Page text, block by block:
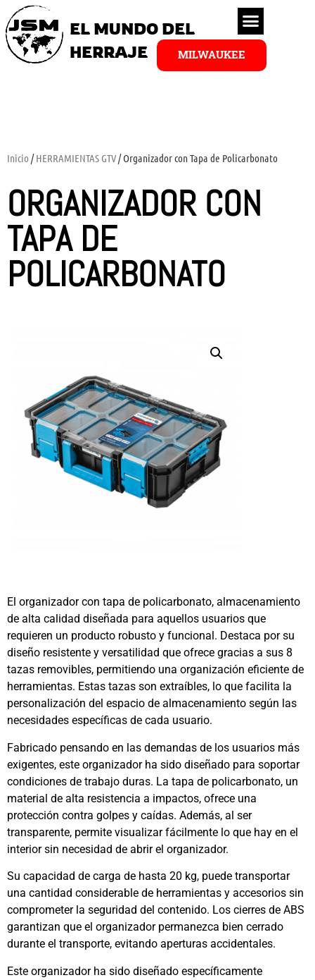
EL MUNDO DEL
HERRAJE
MILWAUKEE
Inicio /HERRAMIENTAS GTV/ Organizador con Tapa de Policarbonato
ORGANIZADOR CON
TAPA DE
POLICARBONATO
El organizador con tapa de policarbonato, almacenamiento
de alta calidad diseñada para aquellos usuarios que
requieren un producto robusto y funcional. Destaca por su
diseño resistente y versatilidad que ofrece gracias a sus 8
tazas removibles, permitiendo una organización eficiente de
herramientas. Estas tazas son extraíbles, lo que facilita la
personalización del espacio de almacenamiento según las
necesidades específicas de cada usuario.
Fabricado pensando en las demandas de los usuarios más
exigentes, este organizador ha sido diseñado para soportar
condiciones de trabajo duras. La tapa de policarbonato, un
material de alta resistencia a impactos, ofrece una
protección contra golpes y caídas. Además, al ser
transparente, permite visualizar fácilmente lo que hay en el
interior sin necesidad de abrir el organizador.
Su capacidad de carga de hasta 20 kg, puede transportar
una cantidad considerable de herramientas y accesorios sin
comprometer la seguridad del contenido. Los cierres de ABS
garantizan que el organizador permanezca bien cerrado
durante el transporte, evitando aperturas accidentales.
Este organizador ha sido diseñado específicamente